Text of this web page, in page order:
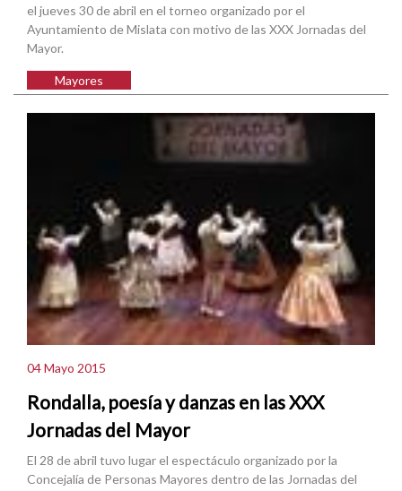
el jueves 30 de abril en el torneo organizado por el
Ayuntamiento de Mislata con motivo de las XXX Jornadas del
Mayor.
Mayores
04 Mayo 2015
Rondalla, poesía y danzas en las XXX
Jornadas del Mayor
El 28 de abril tuvo lugar el espectáculo organizado por la
Concejalía de Personas Mayores dentro de las Jornadas del